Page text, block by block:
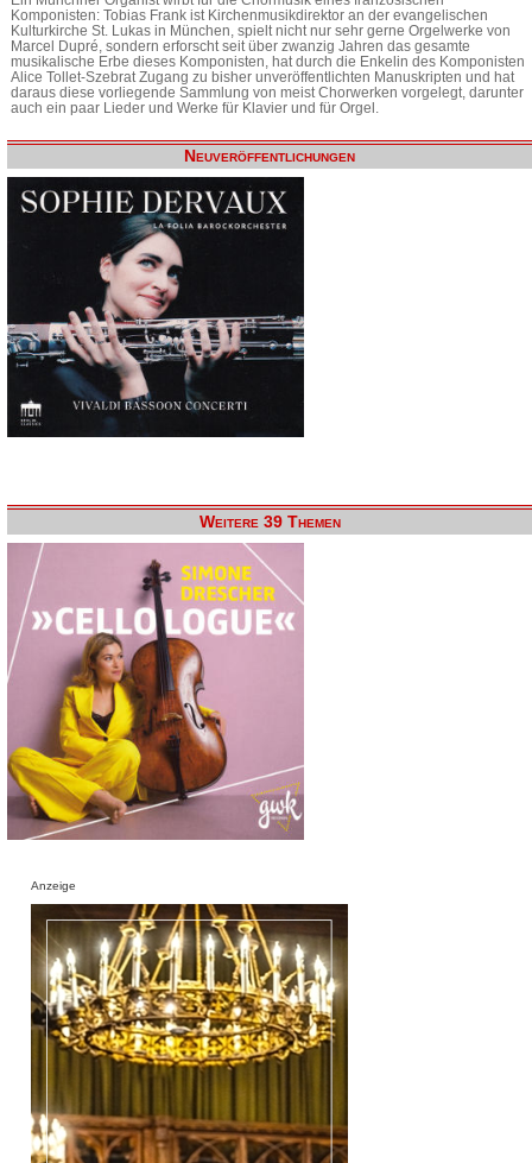
Komponisten: Tobias Frank ist Kirchenmusikdirektor an der evangelischen
Kulturkirche St. Lukas in München, spielt nicht nur sehr gerne Orgelwerke von
Marcel Dupré, sondern erforscht seit über zwanzig Jahren das gesamte
musikalische Erbe dieses Komponisten, hat durch die Enkelin des Komponisten
Alice Tollet-Szebrat Zugang zu bisher unveröffentlichten Manuskripten und hat
daraus diese vorliegende Sammlung von meist Chorwerken vorgelegt, darunter
auch ein paar Lieder und Werke für Klavier und für Orgel.
Neuveröffentlichungen
Weitere 39 Themen
Anzeige